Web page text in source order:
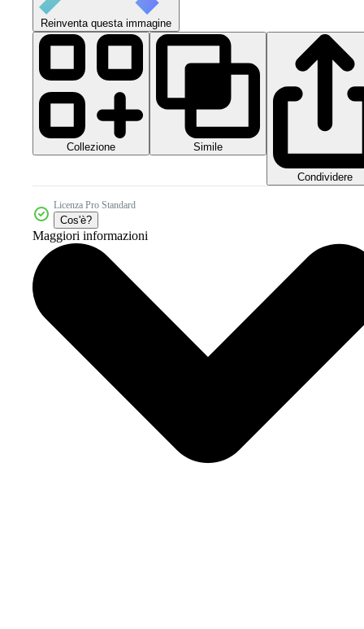
Reinventa questa immagine
Collezione Simile
Condividere
Licenza Pro Standard
Cos'è?
Maggiori informazioni